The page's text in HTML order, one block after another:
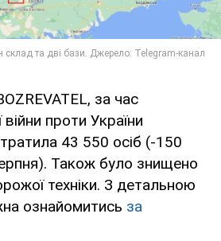
за час
проти України
43 550 осіб (-150
Також було знищено
техніки. З детальною
ознайомитись за